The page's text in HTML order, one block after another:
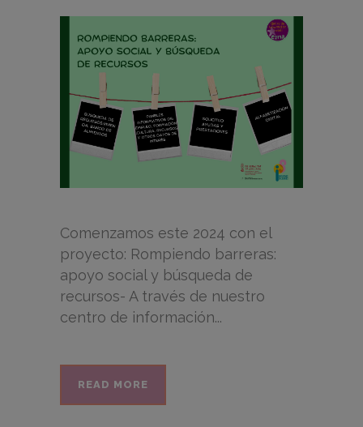
Comenzamos este 2024 con el
proyecto: Rompiendo barreras:
apoyo social y búsqueda de
recursos- A través de nuestro
centro de información...
READ MORE